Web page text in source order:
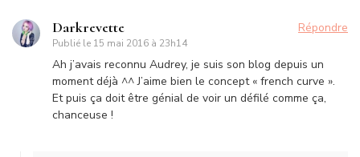
Darkrevette
Publié le 15 mai 2016 à 23h14
Répondre
Ah j’avais reconnu Audrey, je suis son blog depuis un
moment déjà ^^ J’aime bien le concept « french curve ».
Et puis ça doit être génial de voir un défilé comme ça,
chanceuse !